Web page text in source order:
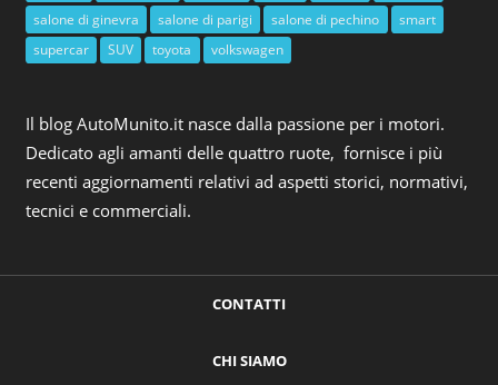
salone di ginevra
salone di parigi salone di pechino
smart
supercar
SUV toyota volkswagen
Il blog AutoMunito.it nasce dalla passione per i motori.
Dedicato agli amanti delle quattro ruote, fornisce i più
recenti aggiornamenti relativi ad aspetti storici, normativi,
tecnici e commerciali.
CONTATTI
CHI SIAMO